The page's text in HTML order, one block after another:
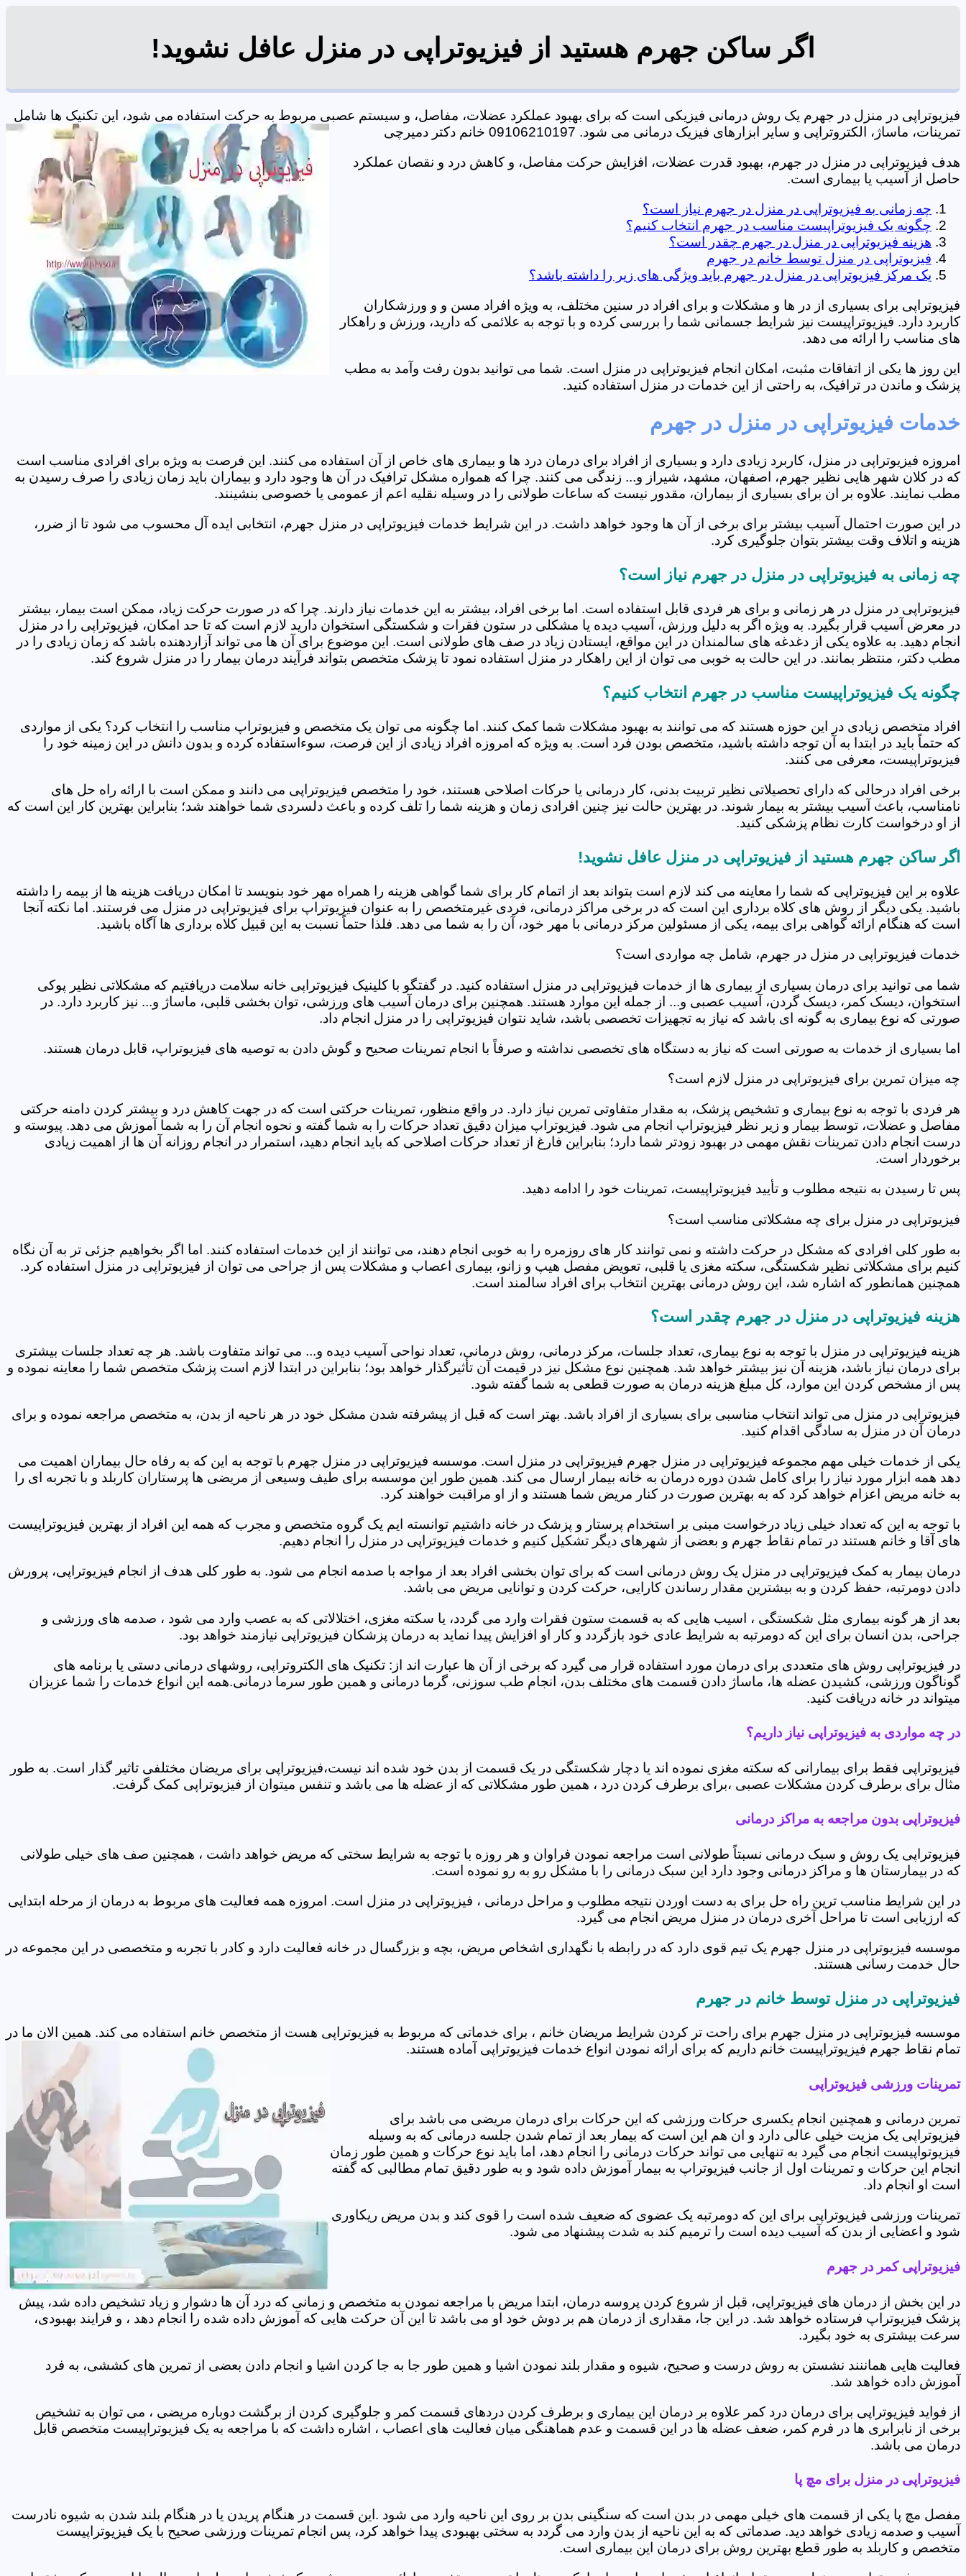
اگر ساکن جهرم هستید از فیزیوتراپی در منزل عافل نشوید!
فیزیوتراپی در منزل در جهرم یک روش درمانی فیزیکی است که برای بهبود عملکرد عضلات، مفاصل، و سیستم عصبی مربوط به حرکت استفاده می شود، این تکنیک ها شامل
تمرینات، ماساژ، الکتروتراپی و سایر ابزارهای فیزیک درمانی می شود. 09106210197 خانم دکتر دمیرچی
هدف فیزیوتراپی در منزل در جهرم، بهبود قدرت عضلات، افزایش حرکت مفاصل، و کاهش درد و نقصان عملکرد
حاصل از آسیب یا بیماری است.
چه زمانی به فیزیوتراپی در منزل در جهرم نیاز است؟
چگونه یک فیزیوتراپیست مناسب در جهرم انتخاب کنیم؟
هزینه فیزیوتراپی در منزل در جهرم چقدر است؟
فیزیوتراپی در منزل توسط خانم در جهرم
یک مرکز فیزیوتراپی در منزل در جهرم باید ویژگی های زیر را داشته باشد؟
فیزیوتراپی برای بسیاری از در ها و مشکلات و برای افراد در سنین مختلف، به ویژه افراد مسن و و ورزشکاران
کاربرد دارد. فیزیوتراپیست نیز شرایط جسمانی شما را بررسی کرده و با توجه به علائمی که دارید، ورزش و راهکار
های مناسب را ارائه می دهد.
این روز ها یکی از اتفاقات مثبت، امکان انجام فیزیوتراپی در منزل است. شما می توانید بدون رفت وآمد به مطب
پزشک و ماندن در ترافیک، به راحتی از این خدمات در منزل استفاده کنید.
خدمات فیزیوتراپی در منزل در جهرم
امروزه فیزیوتراپی در منزل، کاربرد زیادی دارد و بسیاری از افراد برای درمان درد ها و بیماری های خاص از آن استفاده می کنند. این فرصت به ویژه برای افرادی مناسب است
که در کلان شهر هایی نظیر جهرم، اصفهان، مشهد، شیراز و... زندگی می کنند. چرا که همواره مشکل ترافیک در آن ها وجود دارد و بیماران باید زمان زیادی را صرف رسیدن به
مطب نمایند. علاوه بر ان برای بسیاری از بیماران، مقدور نیست که ساعات طولانی را در وسیله نقلیه اعم از عمومی یا خصوصی بنشینند.
در این صورت احتمال آسیب بیشتر برای برخی از آن ها وجود خواهد داشت. در این شرایط خدمات فیزیوتراپی در منزل جهرم، انتخابی ایده آل محسوب می شود تا از ضرر،
هزینه و اتلاف وقت بیشتر بتوان جلوگیری کرد.
چه زمانی به فیزیوتراپی در منزل در جهرم نیاز است؟
فیزیوتراپی در منزل در هر زمانی و برای هر فردی قابل استفاده است. اما برخی افراد، بیشتر به این خدمات نیاز دارند. چرا که در صورت حرکت زیاد، ممکن است بیمار، بیشتر
در معرض آسیب قرار بگیرد. به ویژه اگر به دلیل ورزش، آسیب دیده یا مشکلی در ستون فقرات و شکستگی استخوان دارید لازم است که تا حد امکان، فیزیوتراپی را در منزل
انجام دهید. به علاوه یکی از دغدغه های سالمندان در این مواقع، ایستادن زیاد در صف های طولانی است. این موضوع برای آن ها می تواند آزاردهنده باشد که زمان زیادی را در
مطب دکتر، منتظر بمانند. در این حالت به خوبی می توان از این راهکار در منزل استفاده نمود تا پزشک متخصص بتواند فرآیند درمان بیمار را در منزل شروع کند.
چگونه یک فیزیوتراپیست مناسب در جهرم انتخاب کنیم؟
افراد متخصص زیادی در این حوزه هستند که می توانند به بهبود مشکلات شما کمک کنند. اما چگونه می توان یک متخصص و فیزیوتراپ مناسب را انتخاب کرد؟ یکی از مواردی
که حتماً باید در ابتدا به آن توجه داشته باشید، متخصص بودن فرد است. به ویژه که امروزه افراد زیادی از این فرصت، سوءاستفاده کرده و بدون دانش در این زمینه خود را
فیزیوتراپیست، معرفی می کنند.
برخی افراد درحالی که دارای تحصیلاتی نظیر تربیت بدنی، کار درمانی یا حرکات اصلاحی هستند، خود را متخصص فیزیوتراپی می دانند و ممکن است با ارائه راه حل های
نامناسب، باعث آسیب بیشتر به بیمار شوند. در بهترین حالت نیز چنین افرادی زمان و هزینه شما را تلف کرده و باعث دلسردی شما خواهند شد؛ بنابراین بهترین کار این است که
از او درخواست کارت نظام پزشکی کنید.
اگر ساکن جهرم هستید از فیزیوتراپی در منزل عافل نشوید!
علاوه بر این فیزیوتراپی که شما را معاینه می کند لازم است بتواند بعد از اتمام کار برای شما گواهی هزینه را همراه مهر خود بنویسد تا امکان دریافت هزینه ها از بیمه را داشته
باشید. یکی دیگر از روش های کلاه برداری این است که در برخی مراکز درمانی، فردی غیرمتخصص را به عنوان فیزیوتراپ برای فیزیوتراپی در منزل می فرستند. اما نکته آنجا
است که هنگام ارائه گواهی برای بیمه، یکی از مسئولین مرکز درمانی با مهر خود، آن را به شما می دهد. فلذا حتماً نسبت به این قبیل کلاه برداری ها آگاه باشید.
خدمات فیزیوتراپی در منزل در جهرم، شامل چه مواردی است؟
شما می توانید برای درمان بسیاری از بیماری ها از خدمات فیزیوتراپی در منزل استفاده کنید. در گفتگو با کلینیک فیزیوتراپی خانه سلامت دریافتیم که مشکلاتی نظیر پوکی
استخوان، دیسک کمر، دیسک گردن، آسیب عصبی و... از جمله این موارد هستند. همچنین برای درمان آسیب های ورزشی، توان بخشی قلبی، ماساژ و... نیز کاربرد دارد. در
صورتی که نوع بیماری به گونه ای باشد که نیاز به تجهیزات تخصصی باشد، شاید نتوان فیزیوتراپی را در منزل انجام داد.
اما بسیاری از خدمات به صورتی است که نیاز به دستگاه های تخصصی نداشته و صرفاً با انجام تمرینات صحیح و گوش دادن به توصیه های فیزیوتراپ، قابل درمان هستند.
چه میزان تمرین برای فیزیوتراپی در منزل لازم است؟
هر فردی با توجه به نوع بیماری و تشخیص پزشک، به مقدار متفاوتی تمرین نیاز دارد. در واقع منظور، تمرینات حرکتی است که در جهت کاهش درد و بیشتر کردن دامنه حرکتی
مفاصل و عضلات، توسط بیمار و زیر نظر فیزیوتراپ انجام می شود. فیزیوتراپ میزان دقیق تعداد حرکات را به شما گفته و نحوه انجام آن را به شما آموزش می دهد. پیوسته و
درست انجام دادن تمرینات نقش مهمی در بهبود زودتر شما دارد؛ بنابراین فارغ از تعداد حرکات اصلاحی که باید انجام دهید، استمرار در انجام روزانه آن ها از اهمیت زیادی
برخوردار است.
پس تا رسیدن به نتیجه مطلوب و تأیید فیزیوتراپیست، تمرینات خود را ادامه دهید.
فیزیوتراپی در منزل برای چه مشکلاتی مناسب است؟
به طور کلی افرادی که مشکل در حرکت داشته و نمی توانند کار های روزمره را به خوبی انجام دهند، می توانند از این خدمات استفاده کنند. اما اگر بخواهیم جزئی تر به آن نگاه
کنیم برای مشکلاتی نظیر شکستگی، سکته مغزی یا قلبی، تعویض مفصل هیپ و زانو، بیماری اعصاب و مشکلات پس از جراحی می توان از فیزیوتراپی در منزل استفاده کرد.
همچنین همانطور که اشاره شد، این روش درمانی بهترین انتخاب برای افراد سالمند است.
هزینه فیزیوتراپی در منزل در جهرم چقدر است؟
هزینه فیزیوتراپی در منزل با توجه به نوع بیماری، تعداد جلسات، مرکز درمانی، روش درمانی، تعداد نواحی آسیب دیده و... می تواند متفاوت باشد. هر چه تعداد جلسات بیشتری
برای درمان نیاز باشد، هزینه آن نیز بیشتر خواهد شد. همچنین نوع مشکل نیز در قیمت آن تأثیرگذار خواهد بود؛ بنابراین در ابتدا لازم است پزشک متخصص شما را معاینه نموده و
پس از مشخص کردن این موارد، کل مبلغ هزینه درمان به صورت قطعی به شما گفته شود.
فیزیوتراپی در منزل می تواند انتخاب مناسبی برای بسیاری از افراد باشد. بهتر است که قبل از پیشرفته شدن مشکل خود در هر ناحیه از بدن، به متخصص مراجعه نموده و برای
درمان آن در منزل به سادگی اقدام کنید.
یکی از خدمات خیلی مهم مجموعه فیزیوتراپی در منزل جهرم فیزیوتراپی در منزل است. موسسه فیزیوتراپی در منزل جهرم با توجه به این که به رفاه حال بیماران اهمیت می
دهد همه ابزار مورد نیاز را برای کامل شدن دوره درمان به خانه بیمار ارسال می کند. همین طور این موسسه برای طیف وسیعی از مریضی ها پرستاران کاربلد و با تجربه ای را
به خانه مریض اعزام خواهد کرد که به بهترین صورت در کنار مریض شما هستند و از او مراقبت خواهند کرد.
با توجه به این که تعداد خیلی زیاد درخواست مبنی بر استخدام پرستار و پزشک در خانه داشتیم توانسته ایم یک گروه متخصص و مجرب که همه این افراد از بهترین فیزیوتراپیست
های آقا و خانم هستند در تمام نقاط جهرم و بعضی از شهرهای دیگر تشکیل کنیم و خدمات فیزیوتراپی در منزل را انجام دهیم.
درمان بیمار به کمک فیزیوتراپی در منزل یک روش درمانی است که برای توان بخشی افراد بعد از مواجه با صدمه انجام می شود. به طور کلی هدف از انجام فیزیوتراپی، پرورش
دادن دومرتبه، حفظ کردن و به بیشترین مقدار رساندن کارایی، حرکت کردن و توانایی مریض می باشد.
بعد از هر گونه بیماری مثل شکستگی ، اسیب هایی که به قسمت ستون فقرات وارد می گردد، یا سکته مغزی، اختلالاتی که به عصب وارد می شود ، صدمه های ورزشی و
جراحی، بدن انسان برای این که دومرتبه به شرایط عادی خود بازگردد و کار او افزایش پیدا نماید به درمان پزشکان فیزیوتراپی نیازمند خواهد بود.
در فیزیوتراپی روش های متعددی برای درمان مورد استفاده قرار می گیرد که برخی از آن ها عبارت اند از: تکنیک های الکتروتراپی، روشهای درمانی دستی یا برنامه های
گوناگون ورزشی، کشیدن عضله ها، ماساژ دادن قسمت های مختلف بدن، انجام طب سوزنی، گرما درمانی و همین طور سرما درمانی.همه این انواع خدمات را شما عزیزان
میتواند در خانه دریافت کنید.
در چه مواردی به فیزیوتراپی نیاز داریم؟
فیزیوتراپی فقط برای بیمارانی که سکته مغزی نموده اند یا دچار شکستگی در یک قسمت از بدن خود شده اند نیست،فیزیوتراپی برای مریضان مختلفی تاثیر گذار است. به طور
مثال برای برطرف کردن مشکلات عصبی ،برای برطرف کردن درد ، همین طور مشکلاتی که از عضله ها می باشد و تنفس میتوان از فیزیوتراپی کمک گرفت.
فیزیوتراپی بدون مراجعه به مراکز درمانی
فیزیوتراپی یک روش و سبک درمانی نسبتاً طولانی است مراجعه نمودن فراوان و هر روزه با توجه به شرایط سختی که مریض خواهد داشت ، همچنین صف های خیلی طولانی
که در بیمارستان ها و مراکز درمانی وجود دارد این سبک درمانی را با مشکل رو به رو نموده است.
در این شرایط مناسب ترین راه حل برای به دست اوردن نتیجه مطلوب و مراحل درمانی ، فیزیوتراپی در منزل است. امروزه همه فعالیت های مربوط به درمان از مرحله ابتدایی
که ارزیابی است تا مراحل آخری درمان در منزل مریض انجام می گیرد.
موسسه فیزیوتراپی در منزل جهرم یک تیم قوی دارد که در رابطه با نگهداری اشخاص مریض، بچه و بزرگسال در خانه فعالیت دارد و کادر با تجربه و متخصصی در این مجموعه در
حال خدمت رسانی هستند.
فیزیوتراپی در منزل توسط خانم در جهرم
موسسه فیزیوتراپی در منزل جهرم برای راحت تر کردن شرایط مریضان خانم ، برای خدماتی که مربوط به فیزیوتراپی هست از متخصص خانم استفاده می کند. همین الان ما در
تمام نقاط جهرم فیزیوتراپیست خانم داریم که برای ارائه نمودن انواع خدمات فیزیوتراپی آماده هستند.
تمرینات ورزشی فیزیوتراپی
تمرین درمانی و همچنین انجام یکسری حرکات ورزشی که این حرکات برای درمان مریضی می باشد برای
فیزیوتراپی یک مزیت خیلی عالی دارد و ان هم این است که بیمار بعد از تمام شدن جلسه درمانی که به وسیله
فیزیوتواپیست انجام می گیرد به تنهایی می تواند حرکات درمانی را انجام دهد، اما باید نوع حرکات و همین طور زمان
انجام این حرکات و تمرینات اول از جانب فیزیوتراپ به بیمار آموزش داده شود و به طور دقیق تمام مطالبی که گفته
است او انجام داد.
تمرینات ورزشی فیزیوتراپی برای این که دومرتبه یک عضوی که ضعیف شده است را قوی کند و بدن مریض ریکاوری
شود و اعضایی از بدن که آسیب دیده است را ترمیم کند به شدت پیشنهاد می شود.
فیزیوتراپی کمر در جهرم
در این بخش از درمان های فیزیوتراپی، قبل از شروع کردن پروسه درمان، ابتدا مریض با مراجعه نمودن به متخصص و زمانی که درد آن ها دشوار و زیاد تشخیص داده شد، پیش
پزشک فیزیوتراپ فرستاده خواهد شد. در این جا، مقداری از درمان هم بر دوش خود او می باشد تا این آن حرکت هایی که آموزش داده شده را انجام دهد ، و فرایند بهبودی،
سرعت بیشتری به خود بگیرد.
فعالیت هایی هماننند نشستن به روش درست و صحیح، شیوه و مقدار بلند نمودن اشیا و همین طور جا به جا کردن اشیا و انجام دادن بعضی از تمرین های کششی، به فرد
آموزش داده خواهد شد.
از فواید فیزیوتراپی برای درمان درد کمر علاوه بر درمان این بیماری و برطرف کردن دردهای قسمت کمر و جلوگیری کردن از برگشت دوباره مریضی ، می توان به تشخیص
برخی از نابرابری ها در فرم کمر، ضعف عضله ها در این قسمت و عدم هماهنگی میان فعالیت های اعصاب ، اشاره داشت که با مراجعه به یک فیزیوتراپیست متخصص قابل
درمان می باشد.
فیزیوتراپی در منزل برای مچ پا
مفصل مچ پا یکی از قسمت های خیلی مهمی در بدن است که سنگینی بدن بر روی این ناحیه وارد می شود .این قسمت در هنگام پریدن یا در هنگام بلند شدن به شیوه نادرست
آسیب و صدمه زیادی خواهد دید. صدماتی که به این ناحیه از بدن وارد می گردد به سختی بهبودی پیدا خواهد کرد، پس انجام تمرینات ورزشی صحیح با یک فیزیوتراپیست
متخصص و کاربلد به طور قطع بهترین روش برای درمان این بیماری است.